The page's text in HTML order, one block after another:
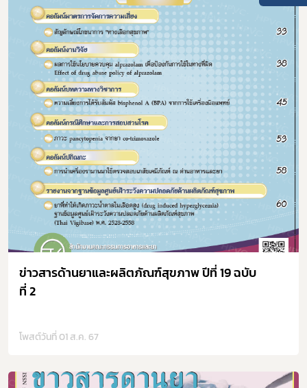
ข่าวสารด้านยาและผลิตภัณฑ์สุขภาพ ปีที่ 19 ฉบับ
ที่ 2
โพสต์วันที่ 01 ส.ค. 67